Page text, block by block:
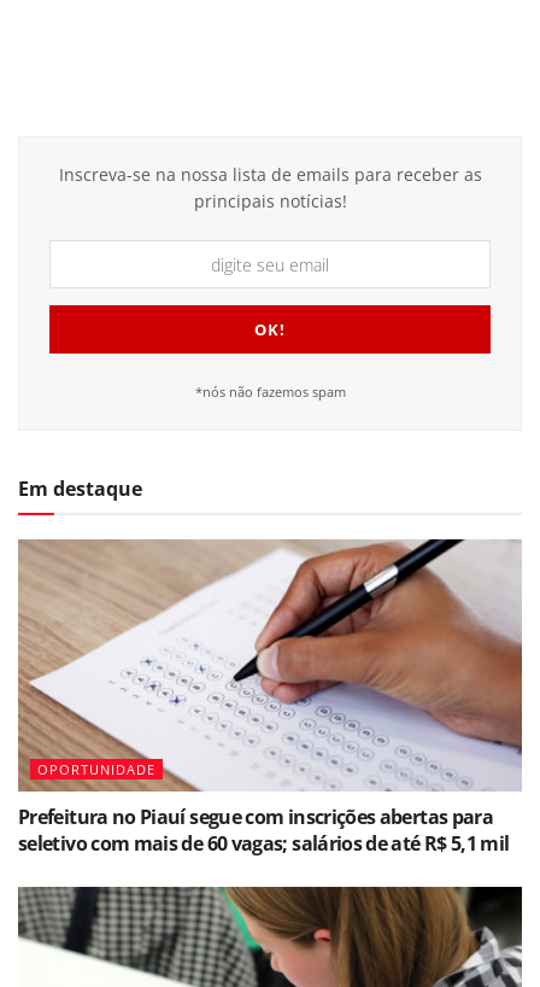
Inscreva-se na nossa lista de emails para receber as
principais notícias!
*nós não fazemos spam
Em destaque
OPORTUNIDADE
Prefeitura no Piauí segue com inscrições abertas para
seletivo com mais de 60 vagas; salários de até R$ 5,1 mil